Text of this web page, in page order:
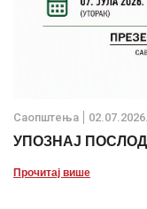
Саопштења 02.07.2026.
УПОЗНАЈ
Прочитај више